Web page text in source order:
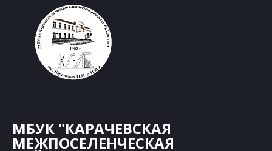
МБУК "КАРАЧЕВСКАЯ
МЕЖПОСЕЛЕНЧЕСКАЯ